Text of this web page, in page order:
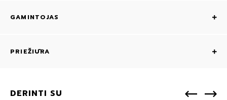
GAMINTOJAS
PRIEŽIŪRA
DERINTI SU